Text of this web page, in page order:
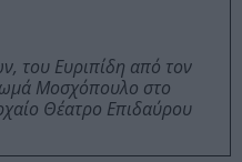
του Ευριπίδη από τον
Μοσχόπουλο στο
Θέατρο Επιδαύρου